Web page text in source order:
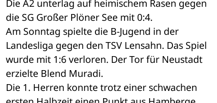
Die A2 unterlag auf heimischem Rasen gegen
die SG Großer Plöner See mit 0:4.
Am Sonntag spielte die B-Jugend in der
Landesliga gegen den TSV Lensahn. Das Spiel
wurde mit 1:6 verloren. Der Tor für Neustadt
erzielte Blend Muradi.
Die 1. Herren konnte trotz einer schwachen